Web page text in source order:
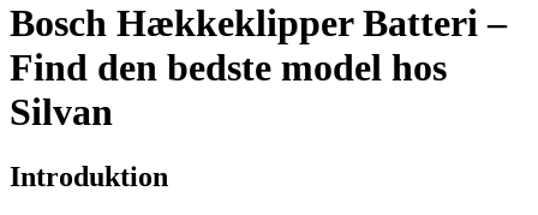
Bosch Hækkeklipper Batteri –
Find den bedste model hos
Silvan
Introduktion